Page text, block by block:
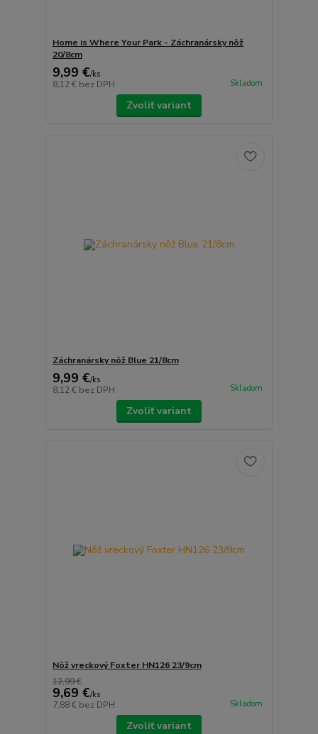
Home is Where Your Park - Záchranársky nôž
20/8cm
9,99 €/ks
8,12 € bez DPH Skladom
Zvoliť variant
Záchranársky nôž Blue 21/8cm
9,99 €/ks
8,12 € bez DPH Skladom
Zvoliť variant
Nôž vreckový Foxter HN126 23/9cm
12,99 €
9,69 €/ks
7,88 € bez DPH Skladom
Zvoliť variant